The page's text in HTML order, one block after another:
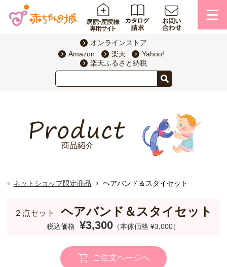
オンラインストア
Amazon
楽天
Yahoo!
楽天ふるさと納税
商品紹介
ネットショップ限定商品 › ヘアバンド＆スタイセット
２点セット ヘアバンド＆スタイセット
税込価格 ¥3,300 （本体価格 ¥3,000）
ご注文ページへ